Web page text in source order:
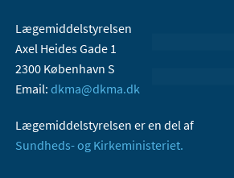
Lægemiddelstyrelsen
Axel Heides Gade 1
2300 København S
Email: dkma@dkma.dk
Lægemiddelstyrelsen er en del af
Sundheds- og Kirkeministeriet.